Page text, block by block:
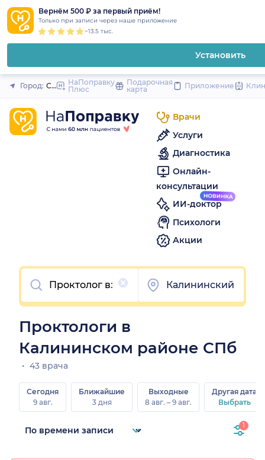
Вернём 500 ₽ за первый приём!
Только при записи через наше приложение
~13.5 тыс.
Установить
Закрыть
Город: Санкт-Петербург
НаПоправку
Плюс
Подарочная
карта
Приложение
Врачи
Услуги
Диагностика
Онлайн-
консультации
ИИ-доктор
Психологи
Акции
Очистить
Калининский
Проктологи в
Калининском районе СПб
43 врача
Сегодня
9 авг.
Ближайшие
3 дня
Выходные
8 авг. – 9 авг.
Другая дата
Выбрать
1